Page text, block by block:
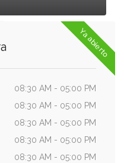
Ya abierto
08:30 AM - 05:00 PM
08:30 AM - 05:00 PM
08:30 AM - 05:00 PM
08:30 AM - 05:00 PM
08:30 AM - 05:00 PM